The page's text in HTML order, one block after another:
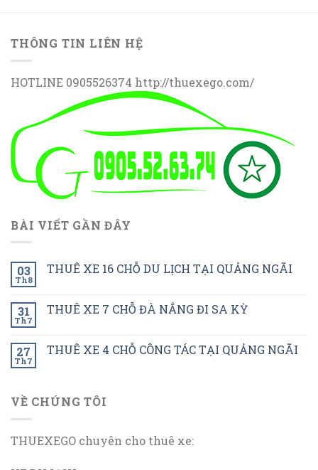
THÔNG TIN LIÊN HỆ
HOTLINE 0905526374 http://thuexego.com/
BÀI VIẾT GẦN ĐÂY
03
Th8
THUÊ XE 16 CHỖ DU LỊCH TẠI QUẢNG NGÃI
31
Th7
THUÊ XE 7 CHỖ ĐÀ NẮNG ĐI SA KỲ
27
Th7
THUÊ XE 4 CHỖ CÔNG TÁC TẠI QUẢNG NGÃI
VỀ CHÚNG TÔI
THUEXEGO chuyên cho thuê xe: